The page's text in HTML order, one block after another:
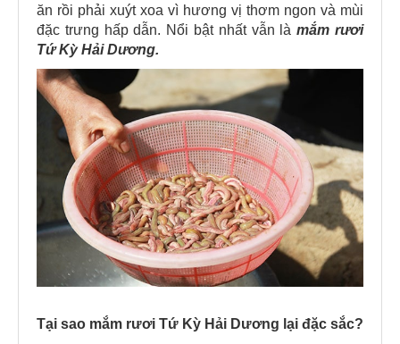
ăn rồi phải xuýt xoa vì hương vị thơm ngon và mùi
đặc trưng hấp dẫn. Nổi bật nhất vẫn làmắm rươi
Tứ Kỳ Hải Dương.
Tại sao mắm rươi Tứ Kỳ Hải Dương lại đặc sắc?